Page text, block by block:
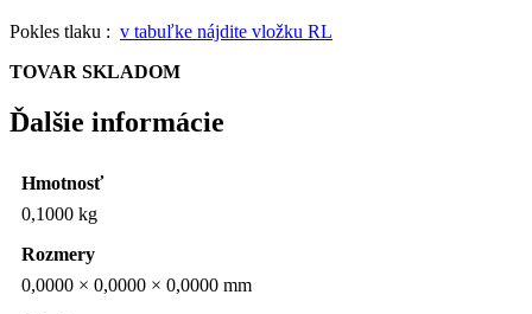
Pokles tlaku : v tabuľke nájdite vložku RL
TOVAR SKLADOM
Ďalšie informácie
Hmotnosť
0,1000 kg
Rozmery
0,0000 × 0,0000 × 0,0000 mm